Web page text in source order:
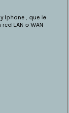
Iphone , que le
LAN o WAN